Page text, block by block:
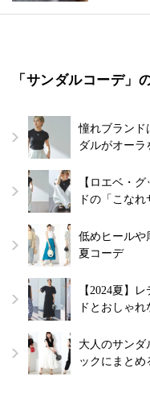
「サンダルコーデ」
憧れブラン
ダルがオーラ
【ロエベ・
ドの「こな
低めヒールや
夏コーデ
【2024夏】
ドとおしゃ
大人のサンダ
ックにまとめ